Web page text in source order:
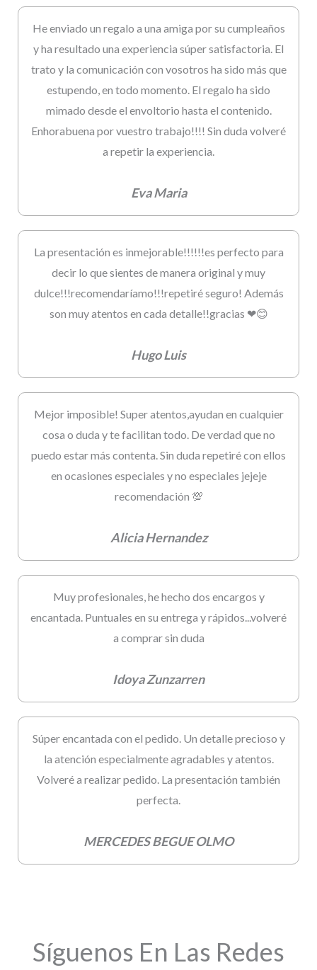
He enviado un regalo a una amiga por su cumpleaños
y ha resultado una experiencia súper satisfactoria. El
trato y la comunicación con vosotros ha sido más que
estupendo, en todo momento. El regalo ha sido
mimado desde el envoltorio hasta el contenido.
Enhorabuena por vuestro trabajo!!!! Sin duda volveré
a repetir la experiencia.
Eva Maria
La presentación es inmejorable!!!!!!es perfecto para
decir lo que sientes de manera original y muy
dulce!!!recomendaríamo!!!repetiré seguro! Además
son muy atentos en cada detalle!!gracias ❤😊
Hugo Luis
Mejor imposible! Super atentos,ayudan en cualquier
cosa o duda y te facilitan todo. De verdad que no
puedo estar más contenta. Sin duda repetiré con ellos
en ocasiones especiales y no especiales jejeje
recomendación 💯
Alicia Hernandez
Muy profesionales, he hecho dos encargos y
encantada. Puntuales en su entrega y rápidos...volveré
a comprar sin duda
Idoya Zunzarren
Súper encantada con el pedido. Un detalle precioso y
la atención especialmente agradables y atentos.
Volveré a realizar pedido. La presentación también
perfecta.
MERCEDES BEGUE OLMO
Síguenos En Las Redes